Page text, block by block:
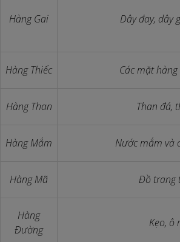
Hàng Gai Dây đay, dây
Hàng Thiếc Các mặt
Hàng Than Than đá,
Hàng Mắm Nước mắm và
Hàng Mã Đồ trang
Hàng
Đường
Kẹo, ô